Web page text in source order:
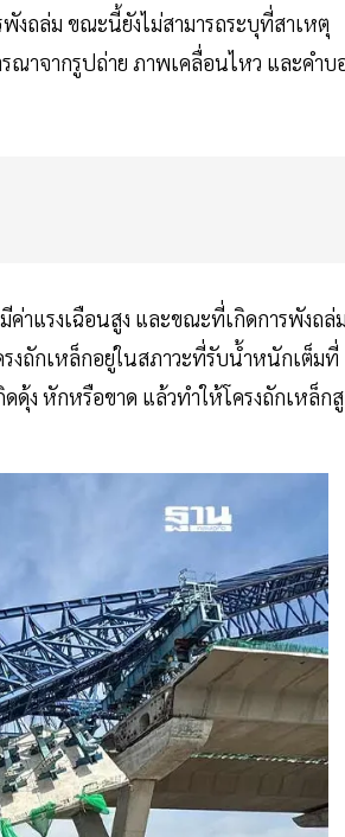
งถล่ม ขณะนี้ยังไม่สามารถระบุที่สาเหตุ
ณาจากรูปถ่าย ภาพเคลื่อนไหว และคำบ
ค่าแรงเฉือนสูง และขณะที่เกิดการพังถล่
งถักเหล็กอยู่ในสภาวะที่รับน้ำหนักเต็มที่
ดุ้ง หักหรือขาด แล้วทำให้โครงถักเหล็ก